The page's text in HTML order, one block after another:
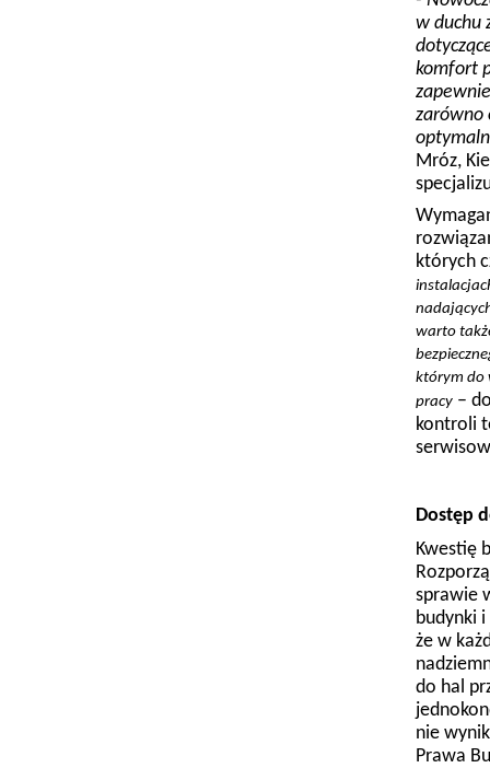
w duchu
komfort
zarówno
Mróz,
których
warto
którym do
pracy –
kontroli
Dostęp
Kwestię
sprawie
budynki
że w
do hal
nie
Prawa